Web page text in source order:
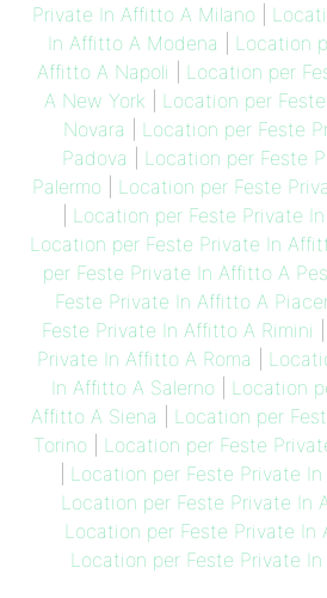
Private In Affitto A Milano
In Affitto A Modena
Location
Affitto A Napoli
Location per
A New York
Location per
Novara
Location per Feste
Padova
Location per Feste
Palermo
Location per Feste
Location per Feste Private
Location per Feste Private In
per Feste Private In Affitto A
Feste Private In Affitto A
Feste Private In Affitto A Rimini
Private In Affitto A Roma
In Affitto A Salerno
Location
Affitto A Siena
Location per
Torino
Location per Feste
Location per Feste Private
Location per Feste Private In
Location per Feste Private In
Location per Feste Private